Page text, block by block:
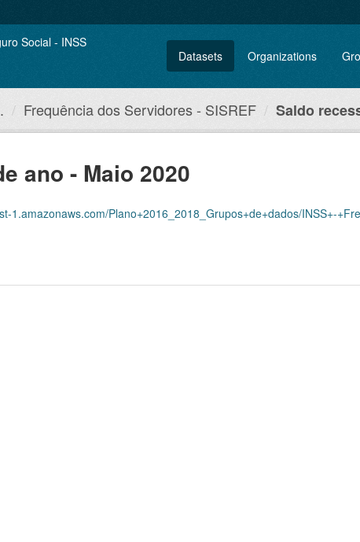
Datasets Organizations
Frequência dos Servidores - SISREF Saldo
ano - Maio 2020
Plano+2016_2018_Grupos+de+dados/INSS+-